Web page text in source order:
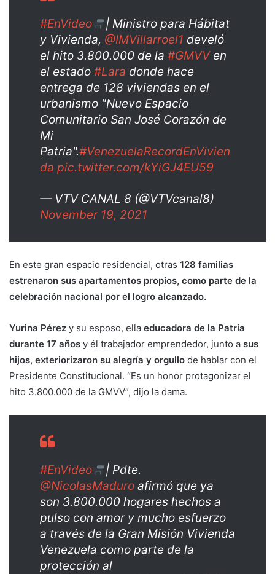
#EnVideo
| Ministro para Hábitat
y Vivienda, @IMVillarroel1 develó
el hito 3.800.000 de la #GMVVen
el estado #Lara donde hace
entrega de 128 viviendas en el
urbanismo "Nuevo Espacio
Comunitario San José Corazón de
Mi
Patria".#VenezuelaRecordEnVivien
da pic.twitter.com/kYiGJ4EU59
— VTV CANAL 8 (@VTVcanal8)
November 19, 2021
En este gran espacio residencial, otras 128 familias
estrenaron sus apartamentos propios, como parte de la
celebración nacional por el logro alcanzado.
Yurina Pérez y su esposo, ella educadora de la Patria
durante 17 años y él trabajador emprendedor, junto a sus
hijos, exteriorizaron su alegría y orgullo de hablar con el
Presidente Constitucional. “Es un honor protagonizar el
hito 3.800.000 de la GMVV”, dijo la dama.
#EnVideo
| Pdte.
@NicolasMaduro afirmó que ya
son 3.800.000 hogares hechos a
pulso con amor y mucho esfuerzo
a través de la Gran Misión Vivienda
Venezuela como parte de la
protección al